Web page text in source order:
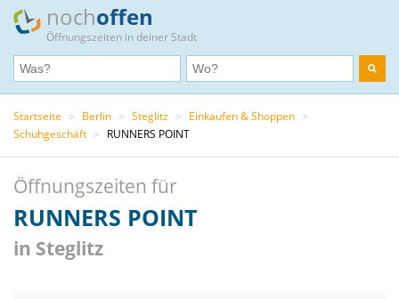
nochoffen
Öffnungszeiten in deiner Stadt
Startseite > Berlin > Steglitz > Einkaufen & Shoppen >
Schuhgeschäft > RUNNERS POINT
Öffnungszeiten für
RUNNERS POINT
in Steglitz